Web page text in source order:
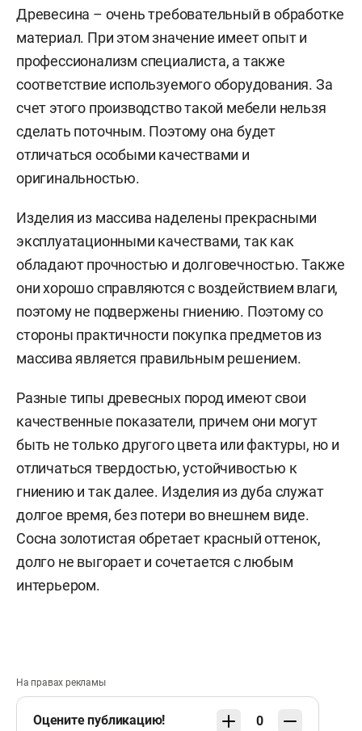
Древесина – очень требовательный в обработке
материал. При этом значение имеет опыт и
профессионализм специалиста, а также
соответствие используемого оборудования. За
счет этого производство такой мебели нельзя
сделать поточным. Поэтому она будет
отличаться особыми качествами и
оригинальностью.
Изделия из массива наделены прекрасными
эксплуатационными качествами, так как
обладают прочностью и долговечностью. Также
они хорошо справляются с воздействием влаги,
поэтому не подвержены гниению. Поэтому со
стороны практичности покупка предметов из
массива является правильным решением.
Разные типы древесных пород имеют свои
качественные показатели, причем они могут
быть не только другого цвета или фактуры, но и
отличаться твердостью, устойчивостью к
гниению и так далее. Изделия из дуба служат
долгое время, без потери во внешнем виде.
Сосна золотистая обретает красный оттенок,
долго не выгорает и сочетается с любым
интерьером.
На правах рекламы
Оцените публикацию! 0